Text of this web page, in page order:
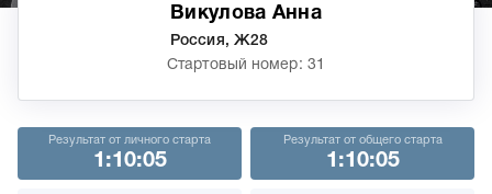
Викулова Анна
Россия, Ж28
Стартовый номер: 31
Результат от личного старта
1:10:05
Результат от общего старта
1:10:05